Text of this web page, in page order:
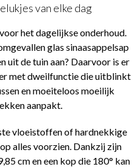
van elke dag
het dagelijkse onderhoud.
glas sinaasappelsap
de tuin aan? Daarvoor is er
met dweilfunctie die uitblinkt
en moeiteloos moeilijk
aanpakt.
vloeistoffen of hardnekkige
alles voorzien. Dankzij zijn
cm en een kop die 180° kan